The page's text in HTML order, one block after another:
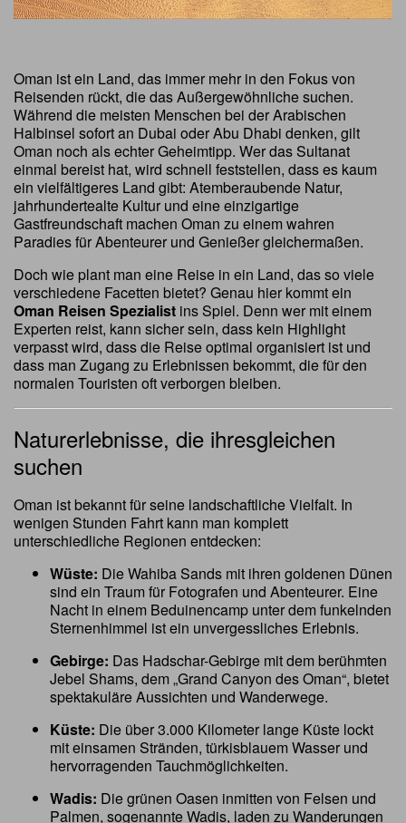
Oman ist ein Land, das immer mehr in den Fokus von
Reisenden rückt, die das Außergewöhnliche suchen.
Während die meisten Menschen bei der Arabischen
Halbinsel sofort an Dubai oder Abu Dhabi denken, gilt
Oman noch als echter Geheimtipp. Wer das Sultanat
einmal bereist hat, wird schnell feststellen, dass es kaum
ein vielfältigeres Land gibt: Atemberaubende Natur,
jahrhundertealte Kultur und eine einzigartige
Gastfreundschaft machen Oman zu einem wahren
Paradies für Abenteurer und Genießer gleichermaßen.
Doch wie plant man eine Reise in ein Land, das so viele
verschiedene Facetten bietet? Genau hier kommt ein
Oman Reisen Spezialist ins Spiel. Denn wer mit einem
Experten reist, kann sicher sein, dass kein Highlight
verpasst wird, dass die Reise optimal organisiert ist und
dass man Zugang zu Erlebnissen bekommt, die für den
normalen Touristen oft verborgen bleiben.
Naturerlebnisse, die ihresgleichen
suchen
Oman ist bekannt für seine landschaftliche Vielfalt. In
wenigen Stunden Fahrt kann man komplett
unterschiedliche Regionen entdecken:
Wüste: Die Wahiba Sands mit ihren goldenen Dünen
sind ein Traum für Fotografen und Abenteurer. Eine
Nacht in einem Beduinencamp unter dem funkelnden
Sternenhimmel ist ein unvergessliches Erlebnis.
Gebirge: Das Hadschar-Gebirge mit dem berühmten
Jebel Shams, dem „Grand Canyon des Oman“, bietet
spektakuläre Aussichten und Wanderwege.
Küste: Die über 3.000 Kilometer lange Küste lockt
mit einsamen Stränden, türkisblauem Wasser und
hervorragenden Tauchmöglichkeiten.
Wadis: Die grünen Oasen inmitten von Felsen und
Palmen, sogenannte Wadis, laden zu Wanderungen